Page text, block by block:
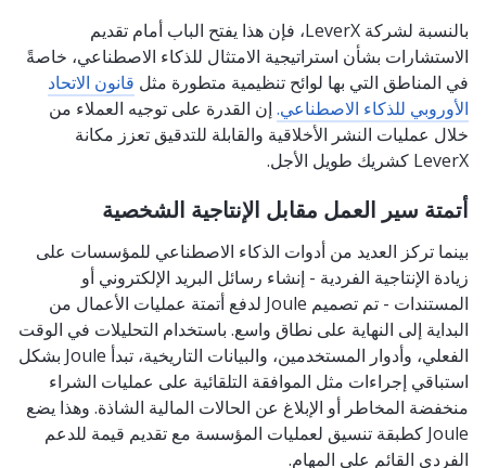
بالنسبة لشركة LeverX، فإن هذا يفتح الباب أمام تقديم
الاستشارات بشأن استراتيجية الامتثال للذكاء الاصطناعي، خاصةً
في المناطق التي بها لوائح تنظيمية متطورة مثل قانون الاتحاد
الأوروبي للذكاء الاصطناعي. إن القدرة على توجيه العملاء من
خلال عمليات النشر الأخلاقية والقابلة للتدقيق تعزز مكانة
LeverX كشريك طويل الأجل.
أتمتة سير العمل مقابل الإنتاجية الشخصية
بينما تركز العديد من أدوات الذكاء الاصطناعي للمؤسسات على
زيادة الإنتاجية الفردية - إنشاء رسائل البريد الإلكتروني أو
المستندات - تم تصميم Joule لدفع أتمتة عمليات الأعمال من
البداية إلى النهاية على نطاق واسع. باستخدام التحليلات في الوقت
الفعلي، وأدوار المستخدمين، والبيانات التاريخية، تبدأ Joule بشكل
استباقي إجراءات مثل الموافقة التلقائية على عمليات الشراء
منخفضة المخاطر أو الإبلاغ عن الحالات المالية الشاذة. وهذا يضع
Joule كطبقة تنسيق لعمليات المؤسسة مع تقديم قيمة للدعم
الفردي القائم على المهام.